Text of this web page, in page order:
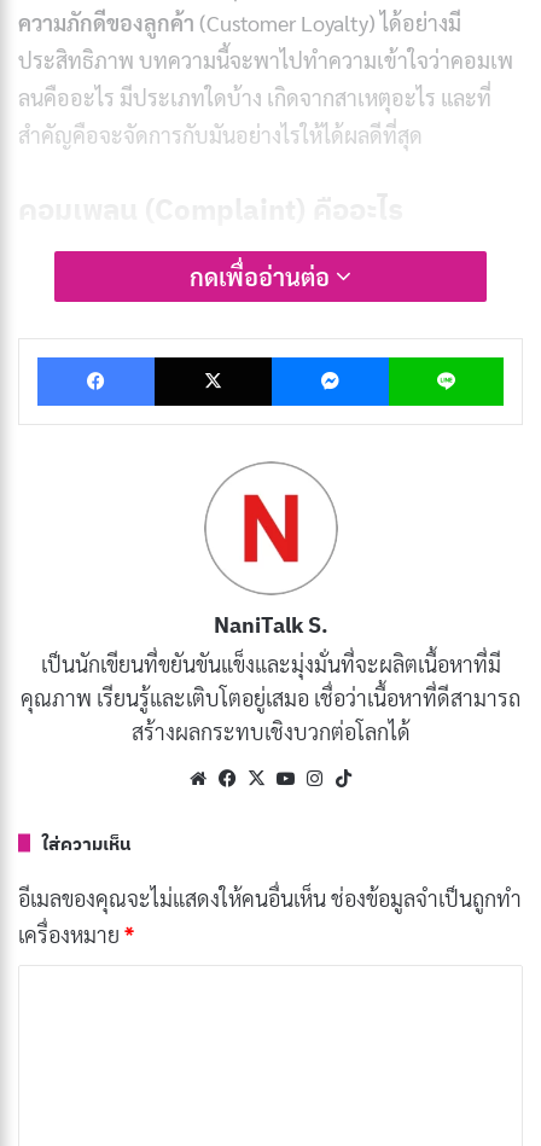
ความภักดีของลูกค้า (Customer Loyalty) ได้อย่างมี
ประสิทธิภาพ บทความนี้จะพาไปทำความเข้าใจว่าคอมเพ
ลนคืออะไร มีประเภทใดบ้าง เกิดจากสาเหตุอะไร และที่
สำคัญคือจะจัดการกับมันอย่างไรให้ได้ผลดีที่สุด
มาจากคำภาษาอังกฤษ “Complaint” ซึ่งแปลว่า
การบ่น การร้องเรียน หรือการแสดงความไม่พอใจ ในบริบท
ของธุรกิจและการให้บริการ คอมเพลนหมายถึงการร้อง
เรียนของลูกค้า
ที่เกิดขึ้นเมื่อพวกเขาได้รับสินค้าหรือบริการ
ตามคำจำกัดความของ Cambridge Dictionary
Complaint มีความหมายว่า “คำกล่าวที่แสดงว่ามีบางสิ่งผิด
พลาดหรือไม่น่าพึงพอใจ” หรืออาจหมายถึง “ความเจ็บ
ป่วยหรือโรคภัยไข้เจ็บ” ในทางการแพทย์ด้วย แต่ใน
บทความนี้เราจะเน้นไปที่ความหมายแรก คือการร้องเรียน
หรือแสดงความไม่พอใจ
การคอมเพลนอาจเกิดขึ้นได้จากหลากหลายสาเหตุ เช่น
บริการไม่มีคุณภาพ การสื่อสารที่ผิดพลาด การ
สำคัญคือธุรกิจต้องเข้าใจว่าเมื่อลูกค้าใช้เวลาและความ
พยายามในการคอมเพลน แสดงว่าพวกเขายังให้โอกาส
ธุรกิจในการแก้ไขปัญหา
กดเพื่ออ่านต่อ
Facebook X Messenger Line
NaniTalk S.
เป็นนักเขียนที่ขยันขันแข็งและมุ่งมั่นที่จะผลิตเนื้อหาที่มี
คุณภาพ เรียนรู้และเติบโตอยู่เสมอ เชื่อว่าเนื้อหาที่ดีสามารถ
สร้างผลกระทบเชิงบวกต่อโลกได้
WebsiteFacebook
X YouTubeInstagram
ใส่ความเห็น
อีเมลของคุณจะไม่แสดงให้คนอื่นเห็น ช่องข้อมูลจำเป็นถูกทำ
เครื่องหมาย *